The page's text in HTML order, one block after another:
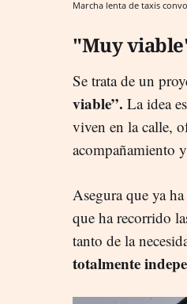
Marcha lenta de taxis
"Muy
Se trata de un
viable”. La idea
viven en la calle,
acompañamiento
Asegura que ya
que ha recorrido
tanto de la
totalmente